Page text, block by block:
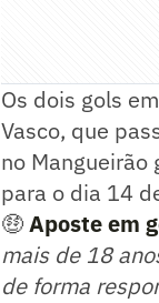
Os dois gols
Vasco, que
no
para o dia 14
🤑Aposte em
mais de 18
de forma